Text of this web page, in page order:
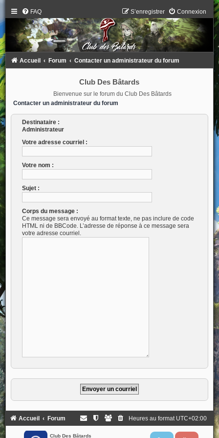
FAQ Connexion
S’enregistrer
Accueil Forum Contacter un administrateur du forum
Club Des Bâtards
Bienvenue sur le forum du Club Des Bâtards
Contacter un administrateur du forum
Destinataire :
Administrateur
Votre adresse courriel :
Votre nom :
Sujet :
Corps du message :
Ce message sera envoyé au format texte, ne pas inclure de code
HTML ni de BBCode. L’adresse de réponse à ce message sera
votre adresse courriel.
Accueil Forum Heures au format UTC+02:00
Club Des Bâtards